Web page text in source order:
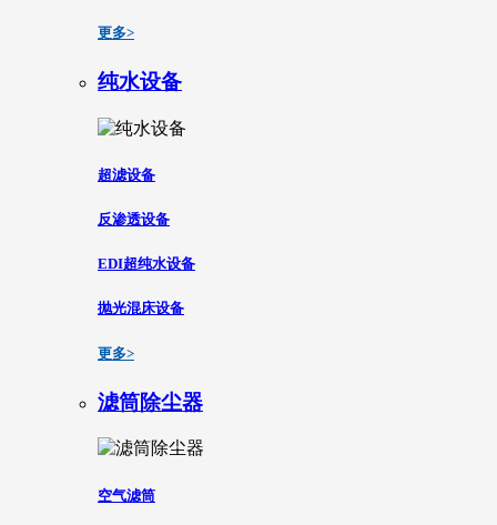
更多>
纯水设备
超滤设备
反渗透设备
EDI超纯水设备
抛光混床设备
更多>
滤筒除尘器
空气滤筒